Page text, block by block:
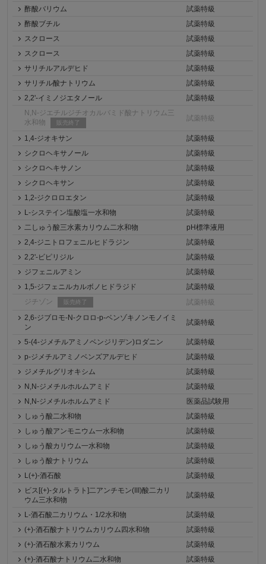
酢酸バリウム
試薬特級
酢酸ブチル
試薬特級
スクロース
試薬特級
スクロース
試薬特級
サリチルアルデヒド
試薬特級
サリチル酸ナトリウム
試薬特級
2,2'-イミノジエタノール
試薬特級
N,N-ジエチルジチオカルバミド酸ナトリウム三
水和物
販売終了
試薬特級
1,4-ジオキサン
試薬特級
シクロヘキサノール
試薬特級
シクロヘキサノン
試薬特級
シクロヘキサン
試薬特級
1,2-ジクロロエタン
試薬特級
L-システイン塩酸塩一水和物
試薬特級
二しゅう酸三水素カリウム二水和物
pH標準液用
2,4-ジニトロフェニルヒドラジン
試薬特級
2,2'-ビピリジル
試薬特級
ジフェニルアミン
試薬特級
1,5-ジフェニルカルボノヒドラジド
試薬特級
ジチゾン
販売終了
試薬特級
2,6-ジブロモ-N-クロロ-p-ベンゾキノンモノイミ
ン
試薬特級
5-(4-ジメチルアミノベンジリデン)ロダニン
試薬特級
p-ジメチルアミノベンズアルデヒド
試薬特級
ジメチルグリオキシム
試薬特級
N,N-ジメチルホルムアミド
試薬特級
N,N-ジメチルホルムアミド
医薬品試験用
しゅう酸二水和物
試薬特級
しゅう酸アンモニウム一水和物
試薬特級
しゅう酸カリウム一水和物
試薬特級
しゅう酸ナトリウム
試薬特級
L(+)-酒石酸
試薬特級
ビス[(+)-タルトラト]二アンチモン(III)酸二カリ
ウム三水和物
試薬特級
L-酒石酸二カリウム・1/2水和物
試薬特級
(+)-酒石酸ナトリウムカリウム四水和物
試薬特級
(+)-酒石酸水素カリウム
試薬特級
(+)-酒石酸ナトリウム二水和物
試薬特級